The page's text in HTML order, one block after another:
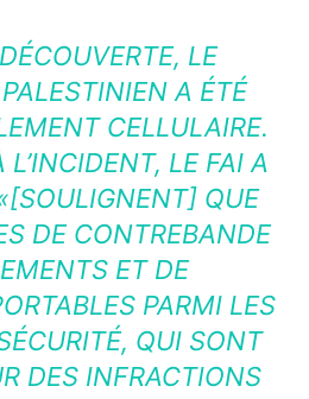
LE
A ÉTÉ
CELLULAIRE.
L’INCIDENT, LE FAIA
QUE
DE CONTREBANDE
ET DE
PARMI LES
QUI SONT
DES INFRACTIONS